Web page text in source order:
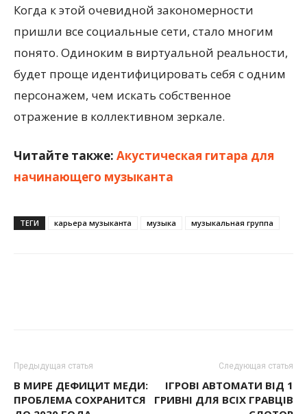
Когда к этой очевидной закономерности
пришли все социальные сети, стало многим
понято. Одиноким в виртуальной реальности,
будет проще идентифицировать себя с одним
персонажем, чем искать собственное
отражение в коллективном зеркале.
Читайте также: Акустическая гитара для
начинающего музыканта
ТЕГИ карьера музыканта музыка музыкальная группа
Предыдущая статья
В МИРЕ ДЕФИЦИТ МЕДИ:
ПРОБЛЕМА СОХРАНИТСЯ
Следующая статья
ІГРОВІ АВТОМАТИ ВІД 1
ГРИВНІ ДЛЯ ВСІХ ГРАВЦІВ